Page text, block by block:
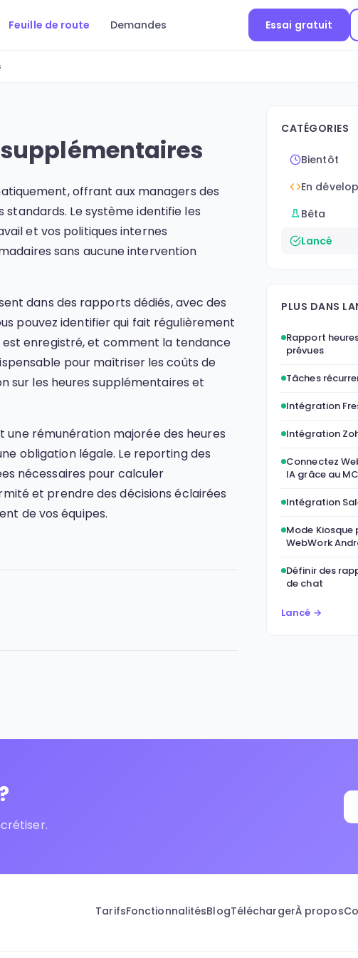
Feuille de route Demandes Essai gratuit
offrant aux managers des
Le système identifie les
et vos politiques internes
sans aucune intervention
dans des rapports dédiés, avec des
pouvez identifier qui fait régulièrement
enregistré, et comment la tendance
pour maîtriser les coûts de
sur les heures supplémentaires et
une rémunération majorée des heures
obligation légale. Le reporting des
nécessaires pour calculer
et prendre des décisions éclairées
de vos équipes.
CATÉGORIES
Bientôt
En
Bêta
Lancé
PLUS DANS
Rapport
prévues
Tâches
Intégration
Intégration
Connectez
IA grâce au
Intégration
Mode
WebWork
Définir des
de chat
Lancé →
TarifsFonctionnalitésBlogTéléchargerÀ propos